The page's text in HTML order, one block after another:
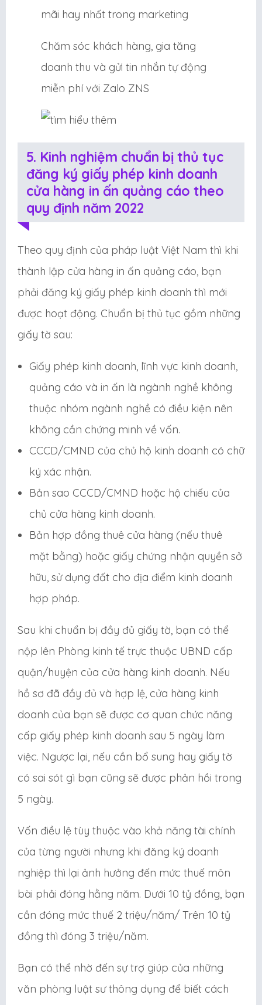
mãi hay nhất trong marketing
Chăm sóc khách hàng, gia tăng
doanh thu và gửi tin nhắn tự động
miễn phí với Zalo ZNS
5. Kinh nghiệm chuẩn bị thủ tục
đăng ký giấy phép kinh doanh
cửa hàng in ấn quảng cáo theo
quy định năm 2022
Theo quy định của pháp luật Việt Nam thì khi
thành lập cửa hàng in ấn quảng cáo, bạn
phải đăng ký giấy phép kinh doanh thì mới
được hoạt động. Chuẩn bị thủ tục gồm những
giấy tờ sau:
Giấy phép kinh doanh, lĩnh vực kinh doanh,
quảng cáo và in ấn là ngành nghề không
thuộc nhóm ngành nghề có điều kiện nên
không cần chứng minh về vốn.
CCCD/CMND của chủ hộ kinh doanh có chữ
ký xác nhận.
Bản sao CCCD/CMND hoặc hộ chiếu của
chủ cửa hàng kinh doanh.
Bản hợp đồng thuê cửa hàng (nếu thuê
mặt bằng) hoặc giấy chứng nhận quyền sở
hữu, sử dụng đất cho địa điểm kinh doanh
hợp pháp.
Sau khi chuẩn bị đầy đủ giấy tờ, bạn có thể
nộp lên Phòng kinh tế trực thuộc UBND cấp
quận/huyện của cửa hàng kinh doanh. Nếu
hồ sơ đã đầy đủ và hợp lệ, cửa hàng kinh
doanh của bạn sẽ được cơ quan chức năng
cấp giấy phép kinh doanh sau 5 ngày làm
việc. Ngược lại, nếu cần bổ sung hay giấy tờ
có sai sót gì bạn cũng sẽ được phản hồi trong
5 ngày.
Vốn điều lệ tùy thuộc vào khả năng tài chính
của từng người nhưng khi đăng ký doanh
nghiệp thì lại ảnh hưởng đến mức thuế môn
bài phải đóng hằng năm. Dưới 10 tỷ đồng, bạn
cần đóng mức thuế 2 triệu/năm/ Trên 10 tỷ
đồng thì đóng 3 triệu/năm.
Bạn có thể nhờ đến sự trợ giúp của những
văn phòng luật sư thông dụng để biết cách